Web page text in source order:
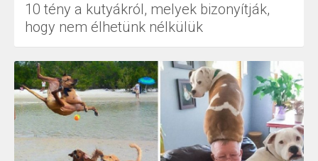
10 tény a kutyákról, melyek bizonyítják,
hogy nem élhetünk nélkülük